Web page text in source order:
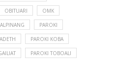
OBITUARI OMK
PAROKI
PAROKI KOBA
PAROKI TOBOALI